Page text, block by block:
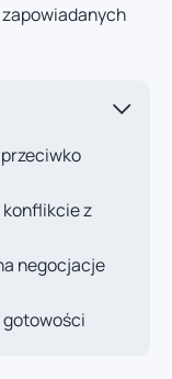
z
negocjacje